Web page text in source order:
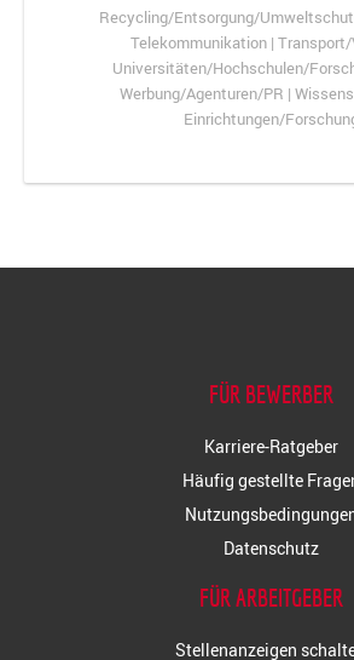
Recycling/Entsorgung/
Telekommunikation | Transport/
Universitäten/Hochschulen/
Werbung/Agenturen/PR |
Einrichtungen/
FÜR BEWERBER
Karriere-Ratgeber
Häufig gestellte
Datenschutz
FÜR ARBEITGEBER
Stellenanzeigen